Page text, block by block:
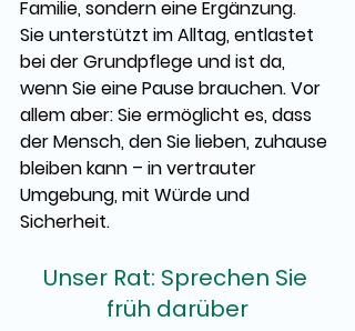
Familie, sondern eine Ergänzung.
Sie unterstützt im Alltag, entlastet
bei der Grundpflege und ist da,
wenn Sie eine Pause brauchen. Vor
allem aber: Sie ermöglicht es, dass
der Mensch, den Sie lieben, zuhause
bleiben kann – in vertrauter
Umgebung, mit Würde und
Sicherheit.
Unser Rat: Sprechen Sie
früh darüber